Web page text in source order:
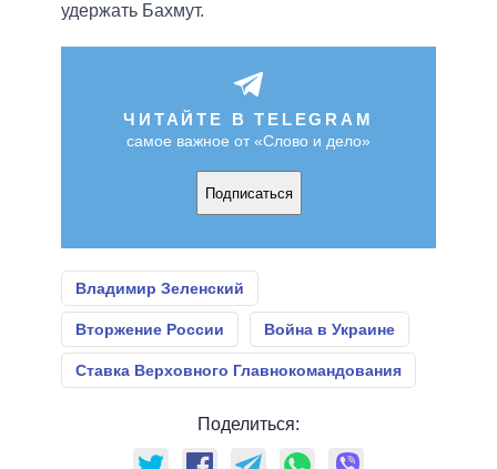
удержать Бахмут.
ЧИТАЙТЕ В TELEGRAM
самое важное от «Слово и дело»
Подписаться
Владимир Зеленский
Вторжение России Война в Украине
Ставка Верховного Главнокомандования
Поделиться: